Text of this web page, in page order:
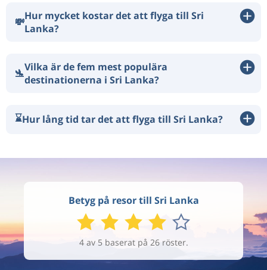
💸Hur mycket kostar det att flyga till Sri
Lanka?
🛬Vilka är de fem mest populära
destinationerna i Sri Lanka?
⌛Hur lång tid tar det att flyga till Sri Lanka?
Betyg på resor till Sri Lanka
4 av 5 baserat på 26 röster.